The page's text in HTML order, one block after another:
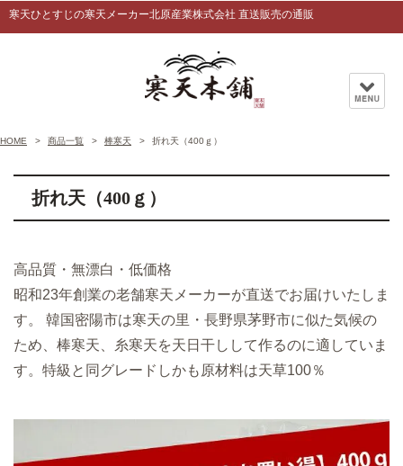
寒天ひとすじの寒天メーカー北原産業株式会社 直送販売の通販
HOME 商品一覧 棒寒天 折れ天（400ｇ）
折れ天（400ｇ）
高品質・無漂白・低価格
昭和23年創業の老舗寒天メーカーが直送でお届けいたしま
す。 韓国密陽市は寒天の里・長野県茅野市に似た気候の
ため、棒寒天、糸寒天を天日干しして作るのに適していま
す。特級と同グレードしかも原材料は天草100％